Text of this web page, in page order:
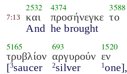
7:13
2532
και
And
4374
προσήνεγκε
he brought
3588
το
5165
τρυβλίον
[3saucer
693
αργυρούν
2silver
1520
εν
1 one],